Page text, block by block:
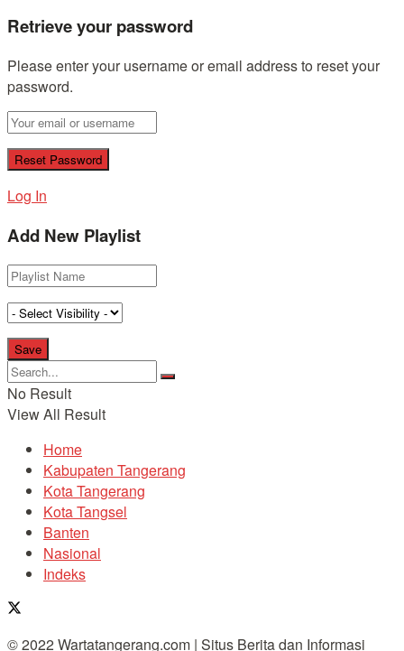
Retrieve your password
Please enter your username or email address to reset your
password.
Log In
Add New Playlist
No Result
View All Result
Home
Kabupaten Tangerang
Kota Tangerang
Kota Tangsel
Banten
Nasional
Indeks
© 2022 Wartatangerang.com | Situs Berita dan Informasi